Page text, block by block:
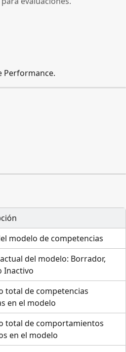
Performance.
modelo de competencias
del modelo: Borrador,
Inactivo
total de competencias
en el modelo
total de comportamientos
en el modelo